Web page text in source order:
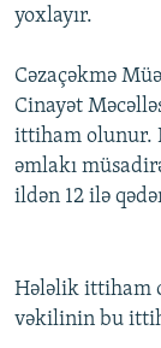
yoxlayır.
Cəzaçəkmə
Cinayət
ittiham olunur.
əmlakı
ildən 12 ilə
Hələlik ittiham
vəkilinin bu